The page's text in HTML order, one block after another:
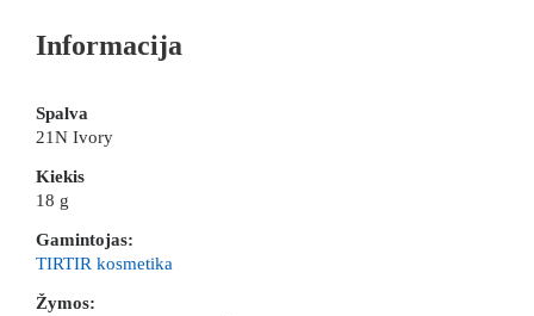
Informacija
Spalva
21N Ivory
Kiekis
18 g
Gamintojas:
TIRTIR kosmetika
Žymos: